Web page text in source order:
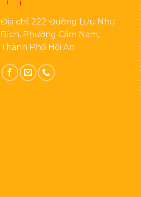
Địa chỉ: 222 Đường Lưu Như
Bích, Phường Cẩm Nam,
Thành Phố Hội An